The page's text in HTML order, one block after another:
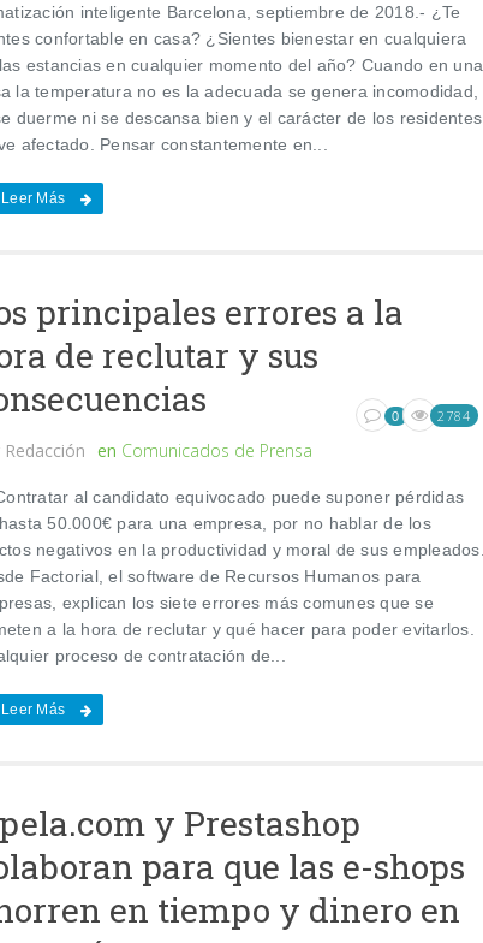
inteligente Barcelona, septiembre de 2018.- ¿Te
confortable en casa? ¿Sientes bienestar en cualquiera
estancias en cualquier momento del año? Cuando en una
la temperatura no es la adecuada se genera incomodidad,
duerme ni se descansa bien y el carácter de los residentes
afectado. Pensar constantemente en...
Leer Más
principales errores a la
de reclutar y sus
Redacción en Comunicados de Prensa
0 2784
al candidato equivocado puede suponer pérdidas
50.000€ para una empresa, por no hablar de los
negativos en la productividad y moral de sus empleados.
Factorial, el software de Recursos Humanos para
explican los siete errores más comunes que se
a la hora de reclutar y qué hacer para poder evitarlos.
proceso de contratación de...
Leer Más
y Prestashop
para que las e-shops
en tiempo y dinero en